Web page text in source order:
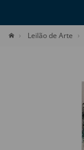
Leilão de Arte